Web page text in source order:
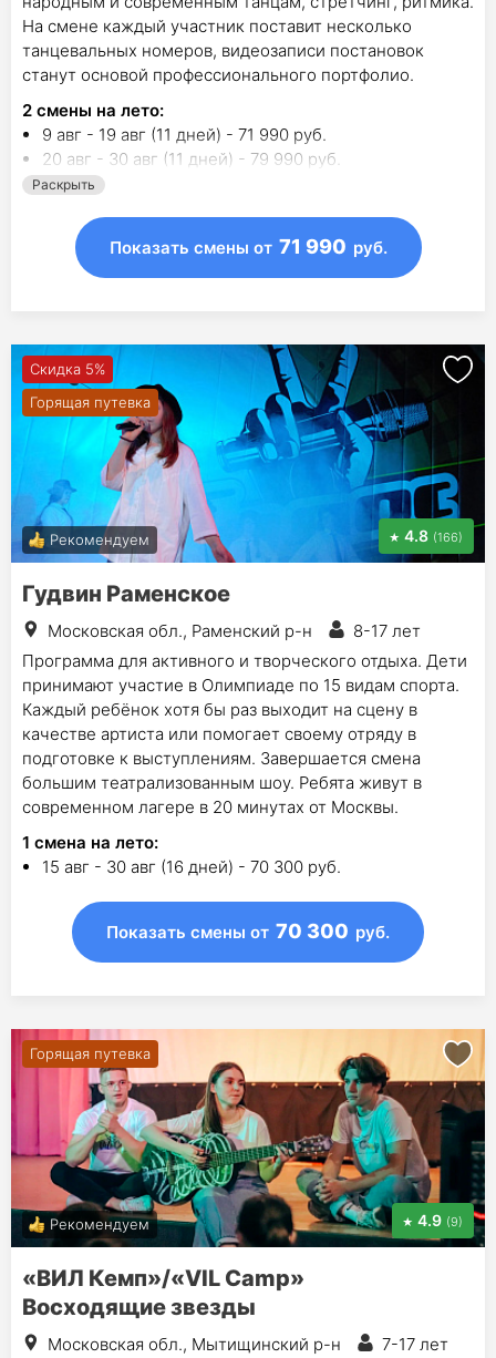
На смене каждый участник поставит несколько
танцевальных номеров, видеозаписи постановок
станут основой профессионального портфолио.
2 смены на лето:
9 авг - 19 авг (11 дней) - 71 990 руб.
20 авг - 30 авг (11 дней) - 79 990 руб.
Раскрыть
Показать смены от 71 990 руб.
Скидка 5%
Горящая путевка
Рекомендуем 4.8 (166)
Гудвин Раменское
Московская обл., Раменский р-н
8-17 лет
Программа для активного и творческого отдыха. Дети
принимают участие в Олимпиаде по 15 видам спорта.
Каждый ребёнок хотя бы раз выходит на сцену в
качестве артиста или помогает своему отряду в
подготовке к выступлениям. Завершается смена
большим театрализованным шоу. Ребята живут в
современном лагере в 20 минутах от Москвы.
1 смена на лето:
15 авг - 30 авг (16 дней) - 70 300 руб.
Показать смены от 70 300 руб.
Горящая путевка
Рекомендуем 4.9 (9)
«ВИЛ Кемп»/«VIL Camp»
Восходящие звезды
Московская обл., Мытищинский р-н
7-17 лет